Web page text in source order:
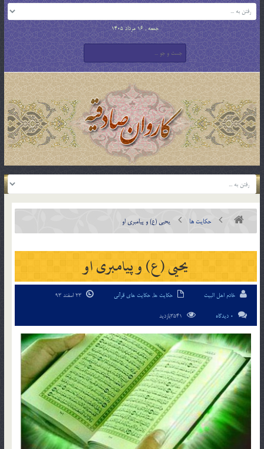
جمعه , 16 مرداد 1405
حکایت ها يحيی (ع) و پيامبری او
يحيی (ع) و پيامبری او
خادم اهل البیت حکایت ها, حکایت های قرآنی
0 دیدگاه